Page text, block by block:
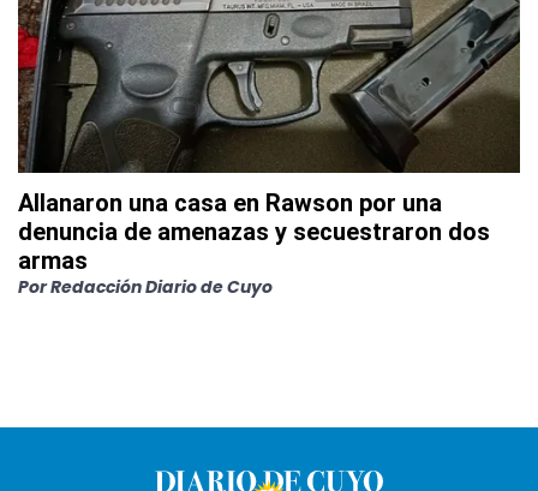
Allanaron una casa en Rawson por una
denuncia de amenazas y secuestraron dos
armas
PorRedacción Diario de Cuyo